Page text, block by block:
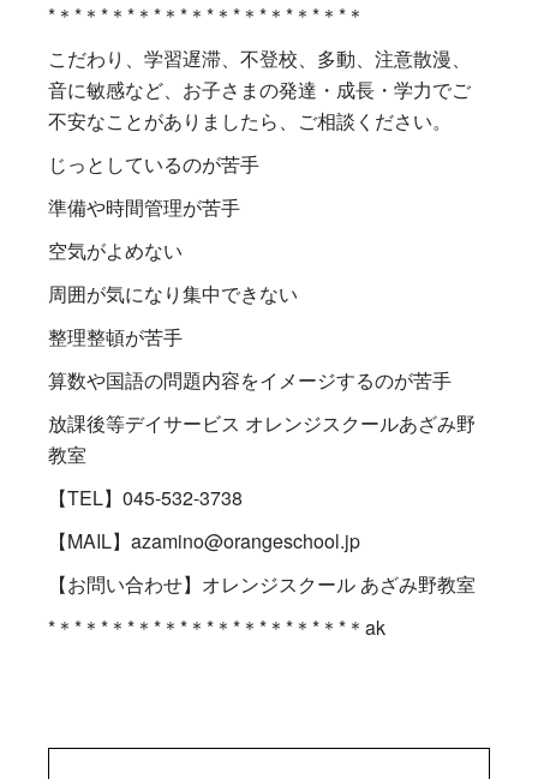
*＊*＊*＊*＊*＊*＊*＊*＊*＊*＊*＊*＊
こだわり、学習遅滞、不登校、多動、注意散漫、
音に敏感など、お子さまの発達・成長・学力でご
不安なことがありましたら、ご相談ください。
じっとしているのが苦手
準備や時間管理が苦手
空気がよめない
周囲が気になり集中できない
整理整頓が苦手
算数や国語の問題内容をイメージするのが苦手
放課後等デイサービス オレンジスクールあざみ野
教室
【TEL】045-532-3738
【MAIL】azamino@orangeschool.jp
【お問い合わせ】オレンジスクール あざみ野教室
*＊*＊*＊*＊*＊*＊*＊*＊*＊*＊*＊*＊ak